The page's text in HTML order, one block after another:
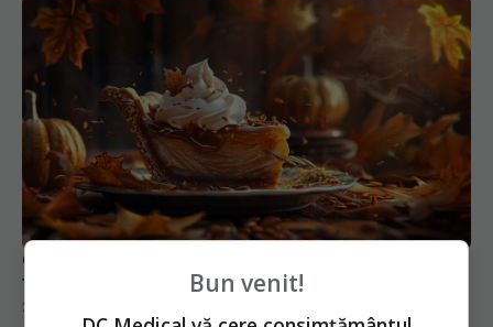
Crumble cu prune, desertul de toamnă pe care nu
trebuie să-l ratezi
28 sep 2025, 13:00
Bun venit!